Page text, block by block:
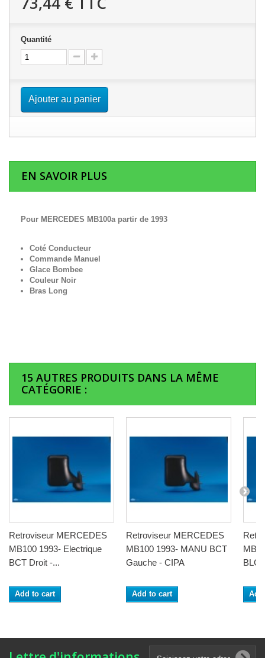
Quantité
Ajouter au panier
EN SAVOIR PLUS
Pour MERCEDES MB100a partir de 1993
Coté Conducteur
Commande Manuel
Glace Bombee
Couleur Noir
Bras Long
15 AUTRES PRODUITS DANS LA MÊME
CATÉGORIE :
Retroviseur MERCEDES
MB100 1993- Electrique
BCT Droit -...
Add to cart
Retroviseur MERCEDES
MB100 1993- MANU BCT
Gauche - CIPA
Add to cart